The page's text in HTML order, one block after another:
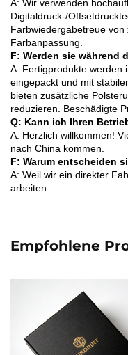
A: Wir verwenden
Digitaldruck-/
Farbwiedergabetreue
Farbanpassung.
F: Werden sie während
A: Fertigprodukte werden
eingepackt und mit
bieten zusätzliche
reduzieren. Beschädigte
Q: Kann ich Ihren
A: Herzlich willkommen!
nach China kommen.
F: Warum entscheiden
A: Weil wir ein direkter
arbeiten.
Empfohlene